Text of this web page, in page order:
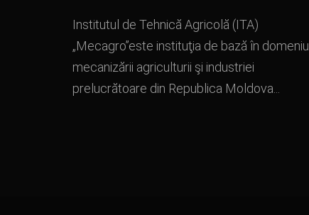
Institutul de Tehnică Agricolă (ITA)
„Mecagro”este instituţia de bază în domeniul
mecanizării agriculturii şi industriei
prelucrătoare din Republica Moldova...